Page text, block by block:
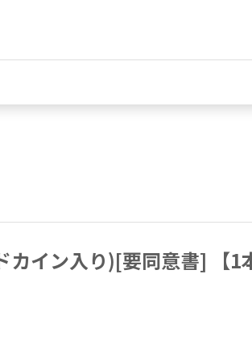
カイン入り)[要同意書] 【